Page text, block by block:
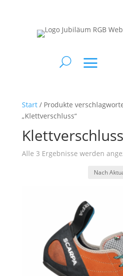
Start/ Produkte
„Klettverschluss“
Klettverschluss
Alle 3 Ergebnisse werden